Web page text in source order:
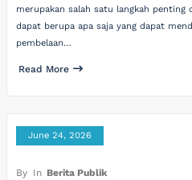
merupakan salah satu langkah penting
dapat berupa apa saja yang dapat
pembelaan…
Read More
June 24, 2026
By In Berita Publik